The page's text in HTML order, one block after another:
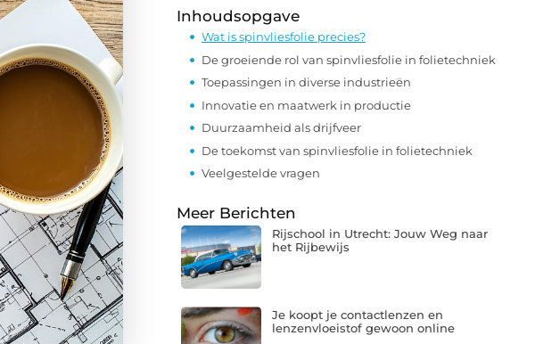
Inhoudsopgave
Wat is spinvliesfolie precies?
De groeiende rol van spinvliesfolie in folietechniek
Toepassingen in diverse industrieën
Innovatie en maatwerk in productie
Duurzaamheid als drijfveer
De toekomst van spinvliesfolie in folietechniek
Veelgestelde vragen
Meer Berichten
Rijschool in Utrecht: Jouw Weg naar
het Rijbewijs
Je koopt je contactlenzen en
lenzenvloeistof gewoon online